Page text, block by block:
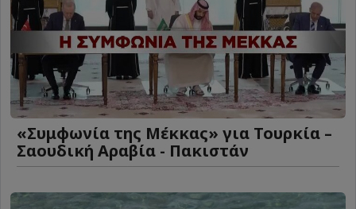
«Συμφωνία της Μέκκας» για Τουρκία –
Σαουδική Αραβία - Πακιστάν